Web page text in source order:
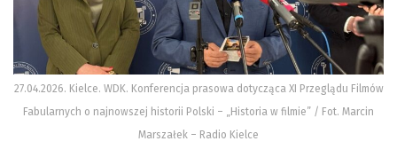
27.04.2026. Kielce. WDK. Konferencja prasowa dotycząca XI Przeglądu Filmów
Fabularnych o najnowszej historii Polski – „Historia w filmie” / Fot. Marcin
Marszałek – Radio Kielce